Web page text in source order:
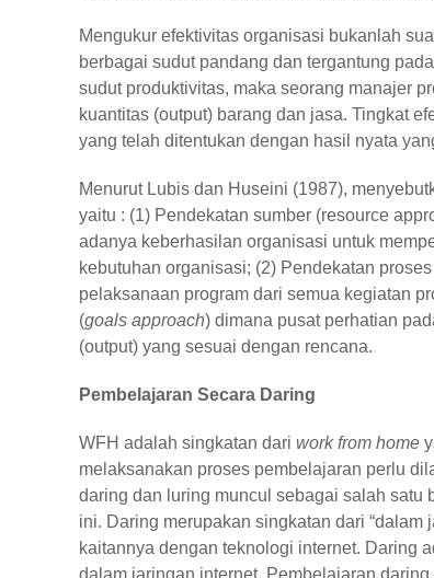
Mengukur efektivitas organisasi bukanlah
berbagai sudut pandang dan tergantung
sudut produktivitas, maka seorang manajer
kuantitas (output) barang dan jasa. Tingkat
yang telah ditentukan dengan hasil nyata
Menurut Lubis dan Huseini (1987),
yaitu : (1) Pendekatan sumber (resource
adanya keberhasilan organisasi untuk
kebutuhan organisasi; (2) Pendekatan
pelaksanaan program dari semua kegiatan
(goals approach) dimana pusat perhatian
(output) yang sesuai dengan rencana.
Pembelajaran Secara Daring
WFH adalah singkatan dari work from home
melaksanakan proses pembelajaran perlu
daring dan luring muncul sebagai salah satu
ini. Daring merupakan singkatan dari “dalam
kaitannya dengan teknologi internet. Daring
dalam jaringan internet. Pembelajaran